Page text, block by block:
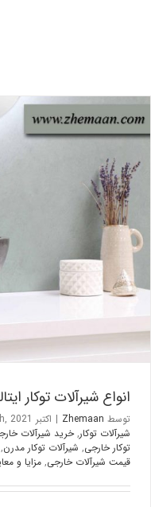
انواع شیرآلات توکار
توسطZhemaan
| اکتبر 17th, 2021
شیرآلات توکار,خرید شیرآلات خارجی,
توکار خارجی,شیرآلات توکار مدرن,
قیمت شیرآلات خارجی,مزایا و معایب